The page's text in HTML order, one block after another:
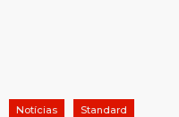
Notícias Standard